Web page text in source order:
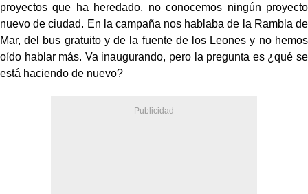
proyectos que ha heredado, no conocemos ningún proyecto
nuevo de ciudad. En la campaña nos hablaba de la Rambla de
Mar, del bus gratuito y de la fuente de los Leones y no hemos
oído hablar más. Va inaugurando, pero la pregunta es ¿qué se
está haciendo de nuevo?